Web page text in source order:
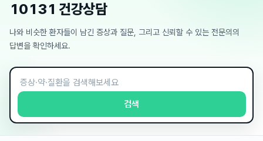
10131 건강상담
나와 비슷한 환자들이 남긴 증상과 질문, 그리고 신뢰할 수 있는 전문의의
답변을 확인하세요.
검색